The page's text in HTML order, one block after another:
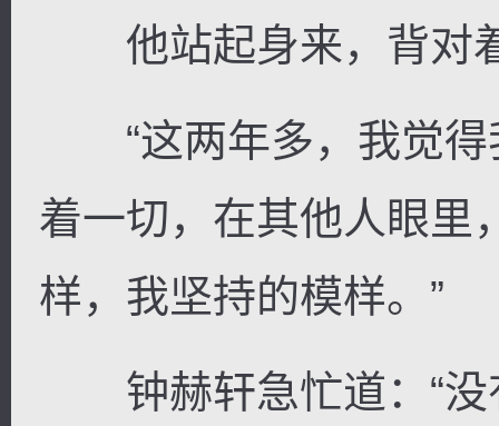
他站起身来，背对
“这两年多，我觉得
着一切，在其他人眼里
样，我坚持的模样。”
钟赫轩急忙道：“